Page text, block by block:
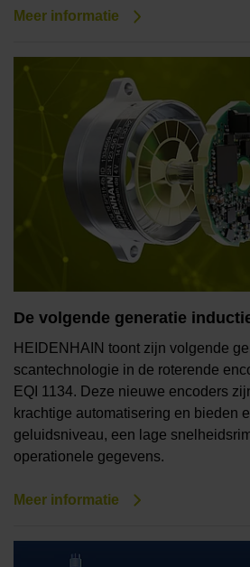
Meer informatie
De volgende generatie
HEIDENHAIN toont zijn volgende
scantechnologie in de roterende
EQI 1134. Deze nieuwe encoders
krachtige automatisering en bieden
geluidsniveau, een lage
operationele gegevens.
Meer informatie